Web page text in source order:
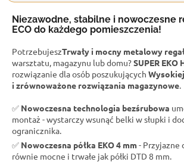
Niezawodne, stabilne i nowoczesne
ECO do każdego pomieszczenia!
PotrzebujeszTrwały i mocny metalowy
warsztatu, magazynu lub domu?SUPER EKO
rozwiązanie dla osób poszukujących
i zrównoważone rozwiązania magazynowe
✅ Nowoczesna technologia bezśrubowa
montaż - wystarczy wsunąć belki w słupki i
ogranicznika.
✅ Nowoczesna półka EKO 4 mm- Przyjazne
równie mocne i trwałe jak półki DTD 8 mm.